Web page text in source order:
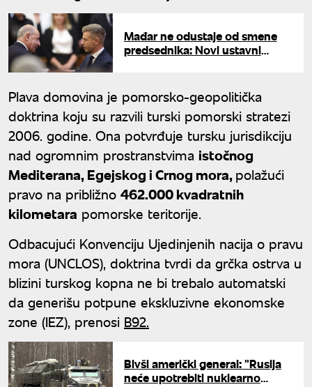
Mađar ne odustaje od smene
predsednika: Novi ustavni
Plava domovina je pomorsko-geopolitička
doktrina koju su razvili turski pomorski stratezi
2006. godine. Ona potvrđuje tursku jurisdikciju
nad ogromnim prostranstvima istočnog
Mediterana, Egejskog i Crnog mora,polažući
pravo na približno 462.000 kvadratnih
kilometara pomorske teritorije.
Odbacujući Konvenciju Ujedinjenih nacija o pravu
mora (UNCLOS), doktrina tvrdi da grčka ostrva u
blizini turskog kopna ne bi trebalo automatski
da generišu potpune ekskluzivne ekonomske
zone (IEZ), prenosi B92.
Bivši američki general: "Rusija
neće upotrebiti nuklearno